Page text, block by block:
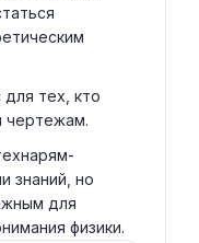
для тех, кто
чертежам.
знаний, но
для
физики.